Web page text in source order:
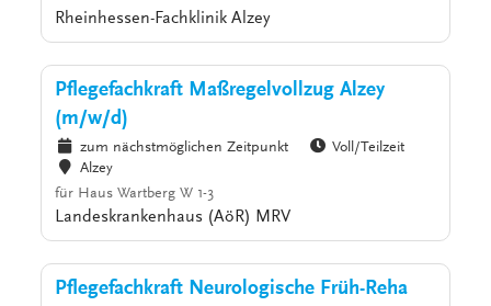
Rheinhessen-Fachklinik Alzey
Pflegefachkraft Maßregelvollzug Alzey
(m/w/d)
zum nächstmöglichen Zeitpunkt
Voll/Teilzeit
Alzey
für Haus Wartberg W 1-3
Landeskrankenhaus (AöR) MRV
Pflegefachkraft Neurologische Früh-Reha